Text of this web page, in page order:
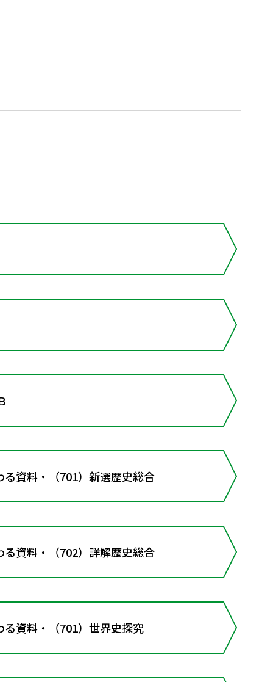
資料・（701）新選歴史総合
資料・（702）詳解歴史総合
資料・（701）世界史探究